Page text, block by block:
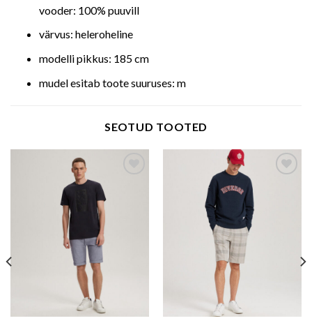
vooder: 100% puuvill
värvus: heleroheline
modelli pikkus: 185 cm
mudel esitab toote suuruses: m
SEOTUD TOOTED
Add to wishlist Add to wishlist